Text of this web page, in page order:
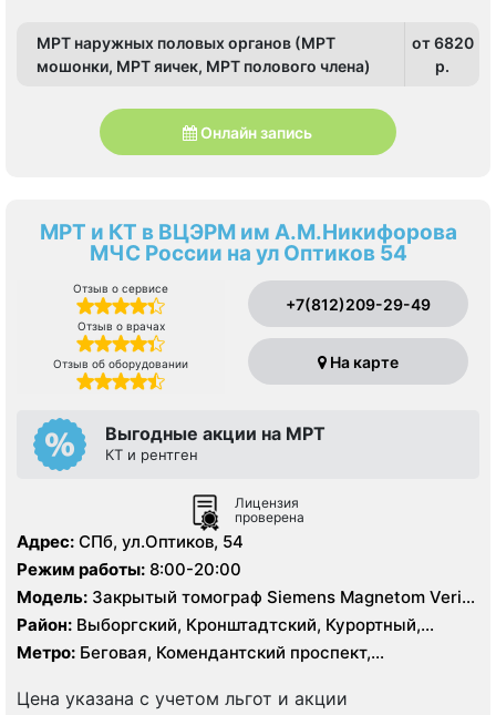
МРТ наружных половых органов (МРТ
мошонки, МРТ яичек, МРТ полового члена)
от 6820
p.
Онлайн запись
МРТ и КТ в ВЦЭРМ им А.М.Никифорова
МЧС России на ул Оптиков 54
Отзыв о сервисе
Отзыв о врачах
Отзыв об оборудовании
+7(812)209-29-49
На карте
Выгодные акции на МРТ
КТ и рентген
Лицензия
проверена
Адрес: СПб, ул.Оптиков, 54
Режим работы: 8:00-20:00
Модель: Закрытый томограф Siemens Magnetom Verio
1.5 Тесла, КТ Siemens 64 среза
Район: Выборгский, Кронштадтский, Курортный,
Ленинградская область, Приморский
Метро: Беговая, Комендантский проспект,
Цена указана с учетом льгот и акции